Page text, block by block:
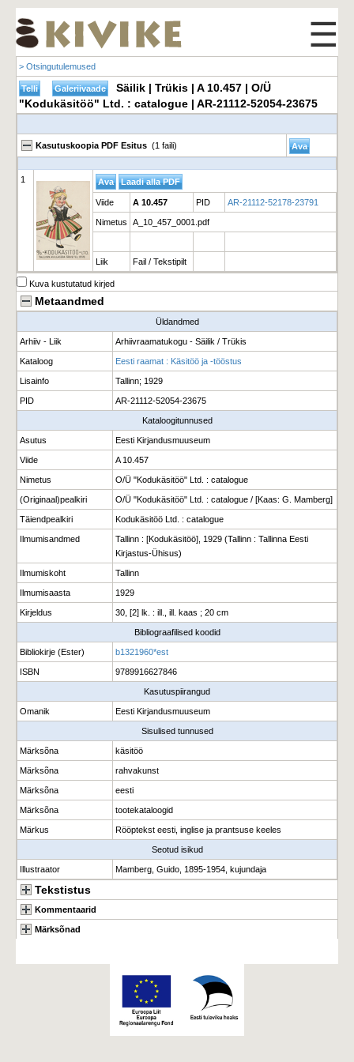
☰
> Otsingutulemused
Säilik | Trükis | A 10.457 | O/Ü
"Kodukäsitöö" Ltd. : catalogue | AR-21112-52054-23675
Kasutuskoopia PDF Esitus (1 faili)
1
Viide A 10.457 PID AR-21112-52178-23791
Nimetus A_10_457_0001.pdf
Liik Fail / Tekstipilt
Kuva kustutatud kirjed
Metaandmed
Üldandmed
Arhiiv - Liik Arhiivraamatukogu - Säilik / Trükis
Kataloog Eesti raamat : Käsitöö ja -tööstus
Lisainfo Tallinn; 1929
PID AR-21112-52054-23675
Kataloogitunnused
Asutus Eesti Kirjandusmuuseum
Viide A 10.457
Nimetus O/Ü "Kodukäsitöö" Ltd. : catalogue
(Originaal)pealkiri O/Ü "Kodukäsitöö" Ltd. : catalogue / [Kaas: G. Mamberg]
Täiendpealkiri Kodukäsitöö Ltd. : catalogue
Ilmumisandmed
Tallinn : [Kodukäsitöö], 1929 (Tallinn : Tallinna Eesti
Kirjastus-Ühisus)
Ilmumiskoht Tallinn
Ilmumisaasta 1929
Kirjeldus 30, [2] lk. : ill., ill. kaas ; 20 cm
Bibliograafilised koodid
Bibliokirje (Ester) b1321960*est
ISBN 9789916627846
Kasutuspiirangud
Omanik Eesti Kirjandusmuuseum
Sisulised tunnused
Märksõna käsitöö
Märksõna rahvakunst
Märksõna eesti
Märksõna tootekataloogid
Märkus Rööptekst eesti, inglise ja prantsuse keeles
Seotud isikud
Illustraator Mamberg, Guido, 1895-1954, kujundaja
Tekstistus
Kommentaarid
Märksõnad